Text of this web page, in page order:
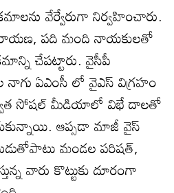
వేర్వేరుగా నిర్వహించారు.
పది మంది నాయకులతో
చేపట్టారు. వైసీపీ
నాగు ఏఎంసీ లో వైఎస్‌ విగ్రహం
సోషల్‌ మీడియాలో విభే దాలతో
ఆప్సడా మాజీ వైస్‌
మండల పరిషత్‌,
వారు కొట్టుకు దూరంగా